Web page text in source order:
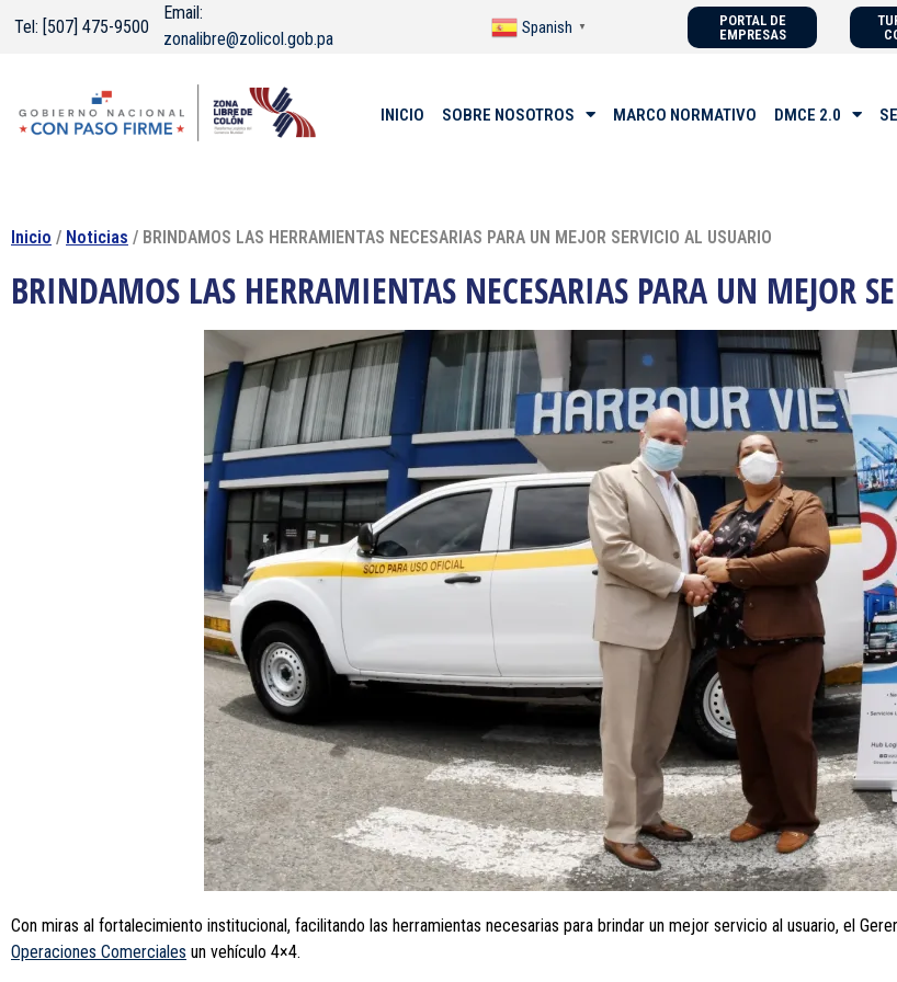
Tel: [507] 475-9500
Email:
zonalibre@zolicol.gob.pa
Spanish ▼
PORTAL DE
EMPRESAS
INICIO SOBRE NOSOTROS MARCO NORMATIVO DMCE 2.0
Inicio / Noticias / BRINDAMOS LAS HERRAMIENTAS NECESARIAS PARA UN MEJOR SERVICIO AL USUARIO
BRINDAMOS LAS HERRAMIENTAS NECESARIAS PARA UN MEJOR
Con miras al fortalecimiento institucional, facilitando las herramientas necesarias para brindar un mejor servicio al usuario, el
Operaciones Comerciales un vehículo 4×4.